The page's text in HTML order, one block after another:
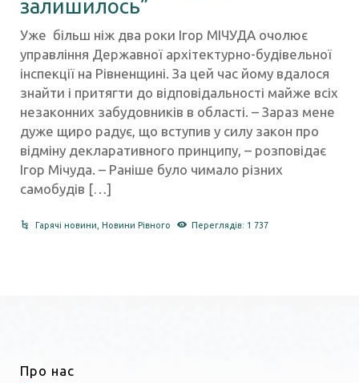
залишилось”
Уже більш ніж два роки Ігор МІЧУДА очолює
управління Державної архітектурно-будівельної
інспекції на Рівненщині. За цей час йому вдалося
знайти і притягти до відповідальності майже всіх
незаконних забудовників в області. – Зараз мене
дуже щиро радує, що вступив у силу закон про
відміну декларативного принципу, – розповідає
Ігор Мічуда. – Раніше було чимало різних
самобудів […]
Гарячі новини ,Новини Рівного Переглядів: 1 737
Про нас